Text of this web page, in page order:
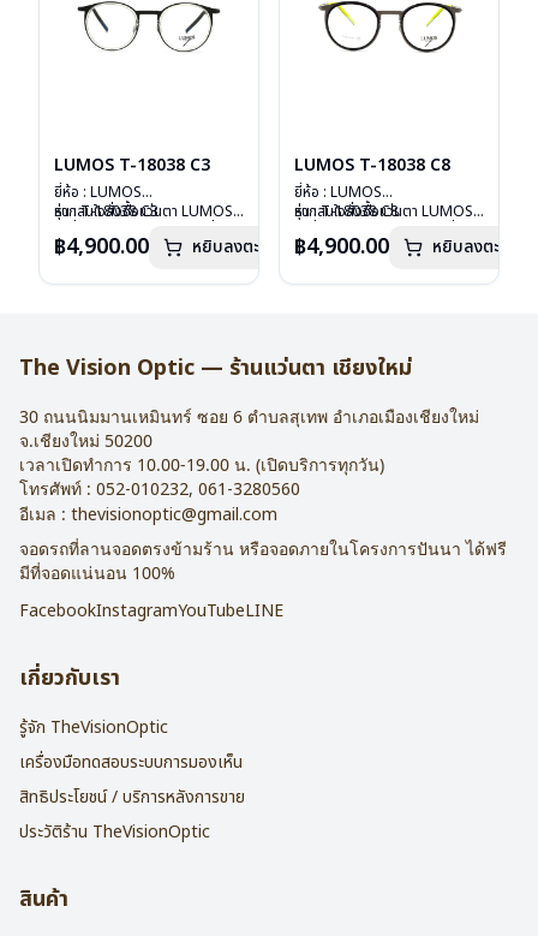
LUMOS T-18038 C3
ยี่ห้อ : LUMOS
รุ่น : T-18038 C3
เลนส์ : Demo Lens
น้ำหนัก : 14 กรัม
หากสนใจสั่งชื้อแว่นตา LUMOS
ลงไว้กรุณาติดต่อเราคลิก
฿4,900.00 หยิบลงตะกร้า
LUMOS T-18038 C8
ยี่ห้อ : LUMOS
รุ่น : T-18038 C8
เลนส์ : Demo Lens
น้ำหนัก : 14 กรัม
หากสนใจสั่งชื้อแว่นตา LUMOS
ลงไว้กรุณาติดต่อเราคลิก
฿4,900.00 หยิบลงตะกร้า
The Vision Optic — ร้านแว่นตา เชียงใหม่
30 ถนนนิมมานเหมินทร์ ซอย 6 ตำบลสุเทพ อำเภอเมืองเชียงใหม่
จ.เชียงใหม่ 50200
เวลาเปิดทำการ 10.00-19.00 น. (เปิดบริการทุกวัน)
โทรศัพท์ : 052-010232, 061-3280560
อีเมล : thevisionoptic@gmail.com
จอดรถที่ลานจอดตรงข้ามร้าน หรือจอดภายในโครงการปันนา ได้ฟรี
มีที่จอดแน่นอน 100%
FacebookInstagramYouTubeLINE
เกี่ยวกับเรา
รู้จัก TheVisionOptic
เครื่องมือทดสอบระบบการมองเห็น
สิทธิประโยชน์ / บริการหลังการขาย
ประวัติร้าน TheVisionOptic
สินค้า